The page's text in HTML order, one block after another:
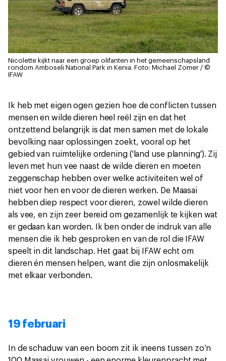
Nicolette kijkt naar een groep olifanten in het gemeenschapsland
rondom Amboseli National Park in Kenia. Foto: Michael Zomer / ©
IFAW
Ik heb met eigen ogen gezien hoe de conflicten tussen
mensen en wilde dieren heel reël zijn en dat het
ontzettend belangrijk is dat men samen met de lokale
bevolking naar oplossingen zoekt, vooral op het
gebied van ruimtelijke ordening ('land use planning'). Zij
leven met hun vee naast de wilde dieren en moeten
zeggenschap hebben over welke activiteiten wel of
niet voor hen en voor de dieren werken. De Maasai
hebben diep respect voor dieren, zowel wilde dieren
als vee, en zijn zeer bereid om gezamenlijk te kijken wat
er gedaan kan worden. Ik ben onder de indruk van alle
mensen die ik heb gesproken en van de rol die IFAW
speelt in dit landschap. Het gaat bij IFAW echt om
dieren én mensen helpen, want die zijn onlosmakelijk
met elkaar verbonden.
19 februari
In de schaduw van een boom zit ik ineens tussen zo’n